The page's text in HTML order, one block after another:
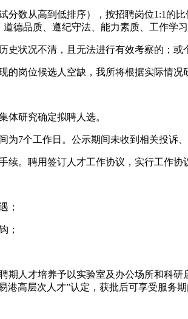
数从高到低排序），按招聘岗位1:1的
德品质、遵纪守法、能力素质、工作学
状况不清，且无法进行有效考察的；
的岗位候选人空缺，我所将根据实际情
体研究确定拟聘人选。
为7个工作日。公示期间未收到相关投
续。聘用签订人才工作协议，实行工作协
；
；
期人才培养予以实验室及办公场所和科
高层次人才”认定，获批后可享受服务